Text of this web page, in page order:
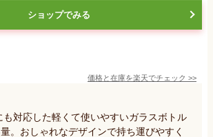
ショップでみる
価格と在庫を楽天でチェック >>
も対応した軽くて使いやすいガラスボトル
。おしゃれなデザインで持ち運びやすく